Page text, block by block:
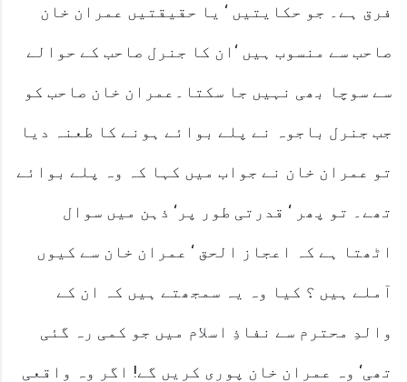
فرق ہے۔ جو حکایتیں ‘ یا حقیقتیں عمران خان
صاحب سے منسوب ہیں ‘ان کا جنرل صاحب کے حوالے
سے سوچا بھی نہیں جا سکتا۔عمران خان صاحب کو
جب جنرل باجوہ نے پلے بوائے ہونے کا طعنہ دیا
تو عمران خان نے جواب میں کہا کہ وہ پلے بوائے
تھے۔ تو پھر ‘ قدرتی طور پر‘ ذہن میں سوال
اٹھتا ہے کہ اعجاز الحق ‘ عمران خان سے کیوں
آملے ہیں ؟ کیا وہ یہ سمجھتے ہیں کہ ان کے
والدِ محترم سے نفاذِ اسلام میں جو کمی رہ گئی
تھی‘ وہ عمران خان پوری کریں گے! اگر وہ واقعی